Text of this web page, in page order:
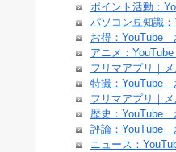
ポイント活動：
パソコン豆知識
お得：YouTube
アニメ：
フリマアプリ｜
特撮：YouTube
フリマアプリ｜
歴史：YouTube
評論：YouTube
ニュース：